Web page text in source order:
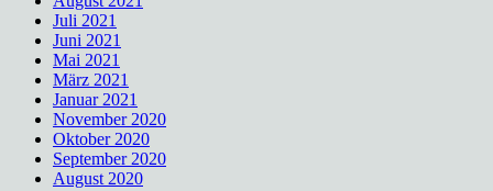
Juli 2021
Juni 2021
Mai 2021
März 2021
Januar 2021
November 2020
Oktober 2020
September 2020
August 2020